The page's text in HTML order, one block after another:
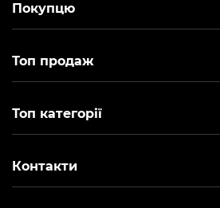
Покупцю
Топ продаж
Топ категорії
Контакти